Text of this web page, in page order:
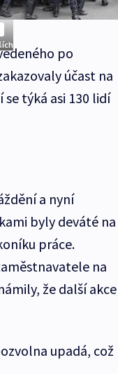
po
účast na
týká asi 130 lidí
a nyní
byly deváté na
práce.
na
že další akce
upadá, což